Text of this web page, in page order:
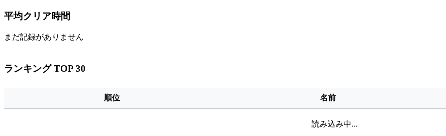
平均クリア時間
まだ記録がありません
ランキング TOP 30
順位 名前
読み込み中...